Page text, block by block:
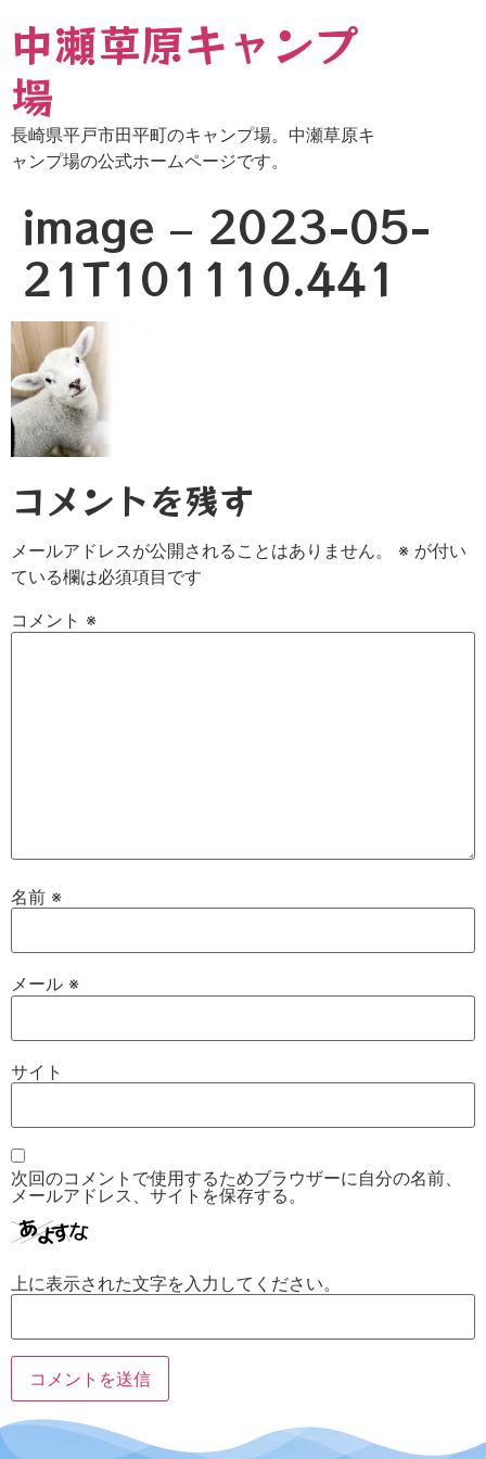
中瀬草原キャンプ
場
長崎県平戸市田平町のキャンプ場。中瀬草原キ
ャンプ場の公式ホームページです。
image – 2023-05-
21T101110.441
コメントを残す
メールアドレスが公開されることはありません。 ※ が付い
ている欄は必須項目です
コメント ※
名前 ※
メール ※
サイト
次回のコメントで使用するためブラウザーに自分の名前、
メールアドレス、サイトを保存する。
上に表示された文字を入力してください。